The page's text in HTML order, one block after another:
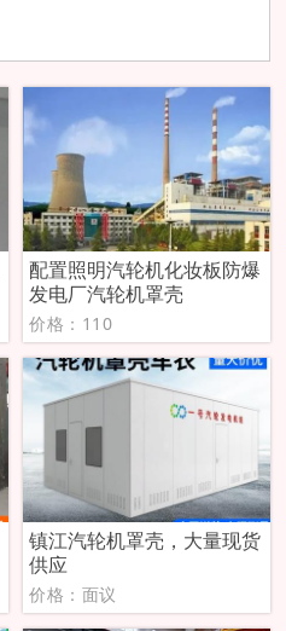
配置照明汽轮机化妆板防爆
发电厂汽轮机罩壳
价格：110
镇江汽轮机罩壳，大量现货
供应
价格：面议